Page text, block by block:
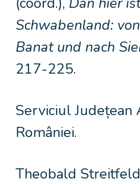
Schwabenland:
Banat und nach
217-225.
Serviciul
României.
Theobald